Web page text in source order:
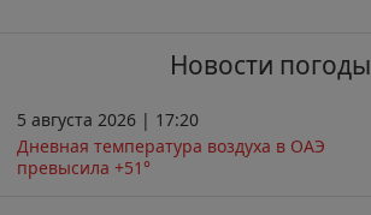
Новости погоды
5 августа 2026 | 17:20
Дневная температура воздуха в ОАЭ
превысила +51°